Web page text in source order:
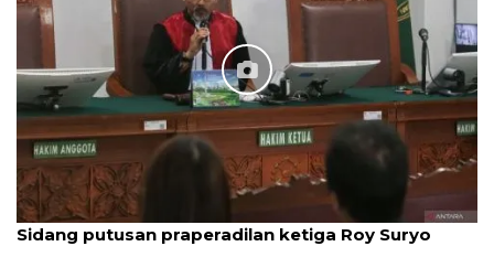
Sidang putusan praperadilan ketiga Roy Suryo